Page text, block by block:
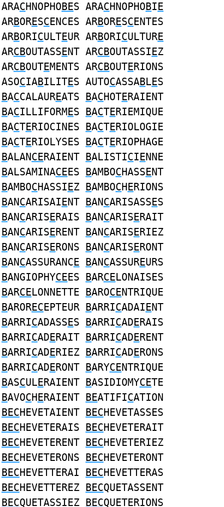
ARACHNOPHOBES ARACHNOPHOBIE
ARBORESCENCES ARBORESCENTES
ARBORICULTEUR ARBORICULTURE
ARCBOUTASSENT ARCBOUTASSIEZ
ARCBOUTEMENTS ARCBOUTERIONS
ASOCIABILITES AUTOCASSABLES
BACCALAUREATS BACHOTERAIENT
BACILLIFORMES BACTERIEMIQUE
BACTERIOCINES BACTERIOLOGIE
BACTERIOLYSES BACTERIOPHAGE
BALANCERAIENT BALISTICIENNE
BALSAMINACEES BAMBOCHASSENT
BAMBOCHASSIEZ BAMBOCHERIONS
BANCARISAIENT BANCARISASSES
BANCARISERAIS BANCARISERAIT
BANCARISERENT BANCARISERIEZ
BANCARISERONS BANCARISERONT
BANCASSURANCE BANCASSUREURS
BANGIOPHYCEES BARCELONAISES
BARCELONNETTE BAROCENTRIQUE
BARORECEPTEUR BARRICADAIENT
BARRICADASSES BARRICADERAIS
BARRICADERAIT BARRICADERENT
BARRICADERIEZ BARRICADERONS
BARRICADERONT BARYCENTRIQUE
BASCULERAIENT BASIDIOMYCETE
BAVOCHERAIENT BEATIFICATION
BECHEVETAIENT BECHEVETASSES
BECHEVETERAIS BECHEVETERAIT
BECHEVETERENT BECHEVETERIEZ
BECHEVETERONS BECHEVETERONT
BECHEVETTERAI BECHEVETTERAS
BECHEVETTEREZ BECQUETASSENT
BECQUETASSIEZ BECQUETERIONS